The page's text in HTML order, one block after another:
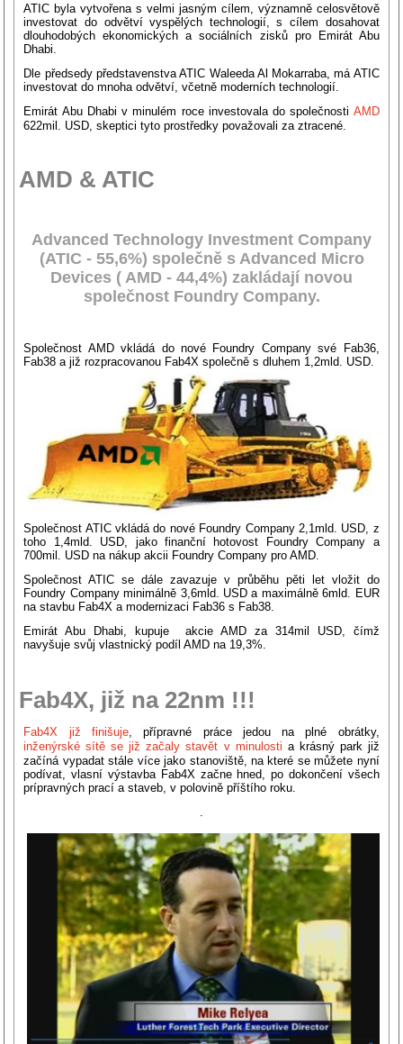
ATIC byla vytvořena s velmi jasným cílem, významně celosvětově
investovat do odvětví vyspělých technologií, s cílem dosahovat
dlouhodobých ekonomických a sociálních zisků pro Emirát Abu
Dhabi.
Dle předsedy představenstva ATIC Waleeda Al Mokarraba, má ATIC
investovat do mnoha odvětví, včetně moderních technologií.
Emirát Abu Dhabi v minulém roce investovala do společnosti AMD
622mil. USD, skeptici tyto prostředky považovali za ztracené.
AMD & ATIC
Advanced Technology Investment Company
(ATIC - 55,6%) společně s Advanced Micro
Devices ( AMD - 44,4%) zakládají novou
společnost Foundry Company.
Společnost AMD vkládá do nové Foundry Company své Fab36,
Fab38 a již rozpracovanou Fab4X společně s dluhem 1,2mld. USD.
Společnost ATIC vkládá do nové Foundry Company 2,1mld. USD, z
toho 1,4mld. USD, jako finanční hotovost Foundry Company a
700mil. USD na nákup akcii Foundry Company pro AMD.
Společnost ATIC se dále zavazuje v průběhu pěti let vložit do
Foundry Company minimálně 3,6mld. USD a maximálně 6mld. EUR
na stavbu Fab4X a modernizaci Fab36 s Fab38.
Emirát Abu Dhabi, kupuje akcie AMD za 314mil USD, čímž
navyšuje svůj vlastnický podíl AMD na 19,3%.
Fab4X, již na 22nm !!!
Fab4X již finišuje, přípravné práce jedou na plné obrátky,
inženýrské sítě se již začaly stavět v minulosti a krásný park již
začíná vypadat stále více jako stanoviště, na které se můžete nyní
podívat, vlasní výstavba Fab4X začne hned, po dokončení všech
prípravných prací a staveb, v polovině příštího roku.